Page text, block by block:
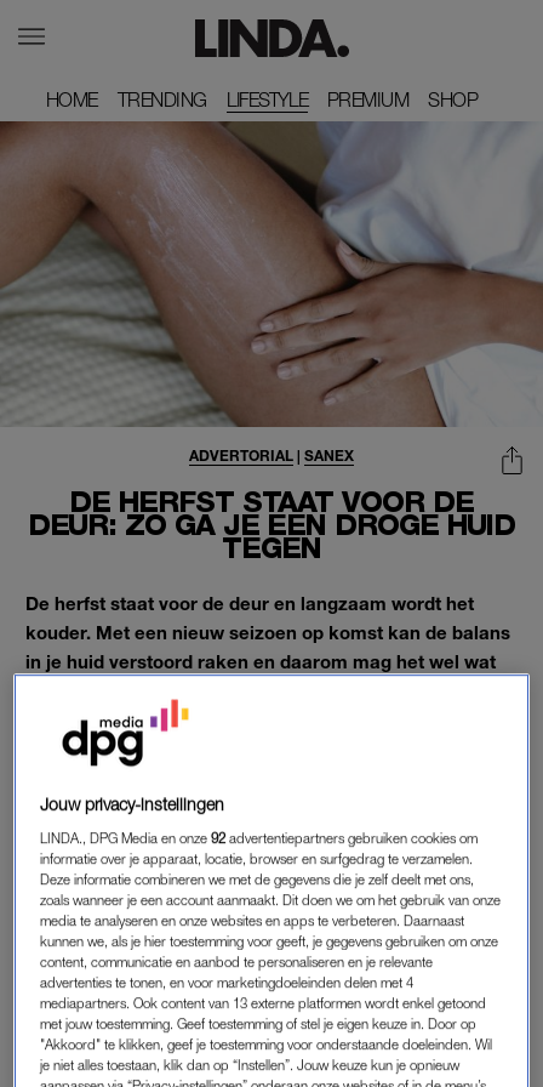
HOME
HOME TRENDING
TRENDING LIFESTYLE PREMIUM
PREMIUM SHOP
SHOP
DE HERFST STAAT VOOR DE
DEUR: ZO GA JE EEN DROGE HUID
TEGEN
ADVERTORIAL | SANEX
De herfst staat voor de deur en langzaam wordt het
kouder. Met een nieuw seizoen op komst kan de balans
in je huid verstoord raken en daarom mag het wel wat
Je huid reageert op de veranderende seizoenen en kan droog
worden, trekkerig aanvoelen, of je kan last krijgen van acné.
Tijd voor actie dus.
EEN DROGE HUID
Een droge en geïrriteerde huid heeft een tekort aan onder
meer vocht en vet. Juist in de herfst is het hydrateren van de
huid dus belangrijk om je cellen goed te laten functioneren. Je
kunt je huid hydrateren door gebruik te maken van
ingrediënten als hyaluronzuur, glycerine, melkzuur, oliën en
sheabutter.
Jouw privacy-instellingen
LINDA., DPG Media en onze92 advertentiepartners gebruiken cookies om
informatie over je apparaat, locatie, browser en surfgedrag te verzamelen.
Deze informatie combineren we met de gegevens die je zelf deelt met ons,
zoals wanneer je een account aanmaakt. Dit doen we om het gebruik van onze
media te analyseren en onze websites en apps te verbeteren. Daarnaast
kunnen we, als je hier toestemming voor geeft, je gegevens gebruiken om onze
content, communicatie en aanbod te personaliseren en je relevante
advertenties te tonen, en voor marketingdoeleinden delen met 4
mediapartners. Ook content van 13 externe platformen wordt enkel getoond
met jouw toestemming. Geef toestemming of stel je eigen keuze in. Door op
"Akkoord" te klikken, geef je toestemming voor onderstaande doeleinden. Wil
je niet alles toestaan, klik dan op “Instellen”. Jouw keuze kun je opnieuw